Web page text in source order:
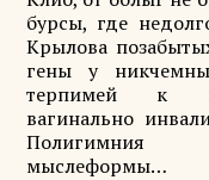
бурсы, где
Крылова
гены у
терпимей к
вагинально
Полигимния
мыслеформы…